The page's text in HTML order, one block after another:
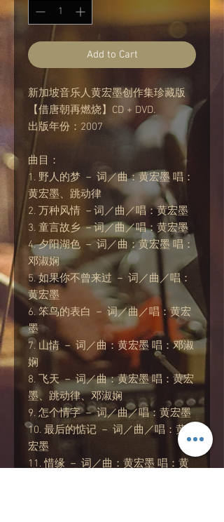
Add to Cart
新加坡音乐人黄宏墨创作集珍藏版
【借唐朝再燃烧】CD + DVD.
出版年份：2007
曲目：
1. 野人的梦 － 词／曲：黄宏墨 唱：
黄宏墨、跳动律
2. 万种风情 －词／曲／唱：黄宏墨
3. 童言故乡 －词／曲／唱：黄宏墨
4. 夕阳湖色 － 词／曲：黄宏墨 唱：
邓淑娴
5. 如果你不曾来过 － 词／曲／唱：
黄宏墨
6. 笨鸟的表白 － 词／曲／唱：黄宏
墨
7. 山情 － 词／曲：黄宏墨 唱：邓淑
娴
8. 飞天 － 词／曲：黄宏墨 唱：黄宏
墨、跳动律、邓淑娴
9. 怎个情字 － 词／曲／唱：黄宏墨
10. 最后的惦记 － 词／曲／唱：黄
宏墨
11. 惜缘 － 词／曲：黄宏墨 唱：黄